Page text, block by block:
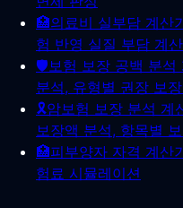
🏥의료비 실부담 계산
험 반영 실질 부담 계산
🛡️보험 보장 공백 분석
분석, 유형별 권장 보
🎗️암보험 보장 분석 계
보장액 분석, 항목별
🏥피부양자 자격 계산
험료 시뮬레이션